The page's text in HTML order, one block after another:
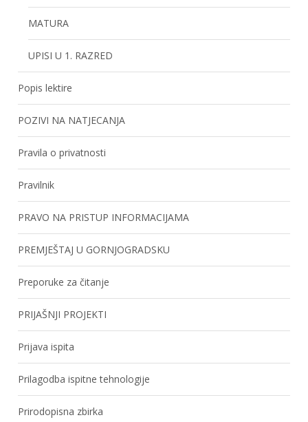
MATURA
UPISI U 1. RAZRED
Popis lektire
POZIVI NA NATJECANJA
Pravila o privatnosti
Pravilnik
PRAVO NA PRISTUP INFORMACIJAMA
PREMJEŠTAJ U GORNJOGRADSKU
Preporuke za čitanje
PRIJAŠNJI PROJEKTI
Prijava ispita
Prilagodba ispitne tehnologije
Prirodopisna zbirka